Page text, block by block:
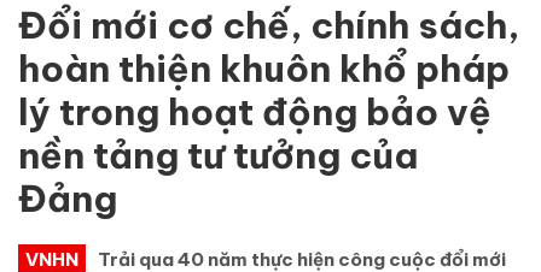
Đổi mới cơ chế, chính sách,
hoàn thiện khuôn khổ pháp
lý trong hoạt động bảo vệ
nền tảng tư tưởng của
Đảng
VNHN
Trải qua 40 năm thực hiện công cuộc đổi mới